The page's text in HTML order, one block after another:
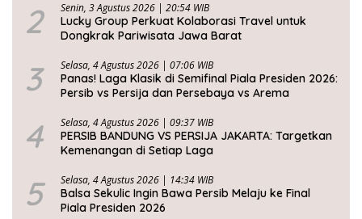
2 Senin, 3 Agustus 2026 | 20:54 WIB
Lucky Group Perkuat Kolaborasi Travel untuk
Dongkrak Pariwisata Jawa Barat
3 Selasa, 4 Agustus 2026 | 07:06 WIB
Panas! Laga Klasik di Semifinal Piala Presiden 2026:
Persib vs Persija dan Persebaya vs Arema
4 Selasa, 4 Agustus 2026 | 09:37 WIB
PERSIB BANDUNG VS PERSIJA JAKARTA: Targetkan
Kemenangan di Setiap Laga
5 Selasa, 4 Agustus 2026 | 14:34 WIB
Balsa Sekulic Ingin Bawa Persib Melaju ke Final
Piala Presiden 2026